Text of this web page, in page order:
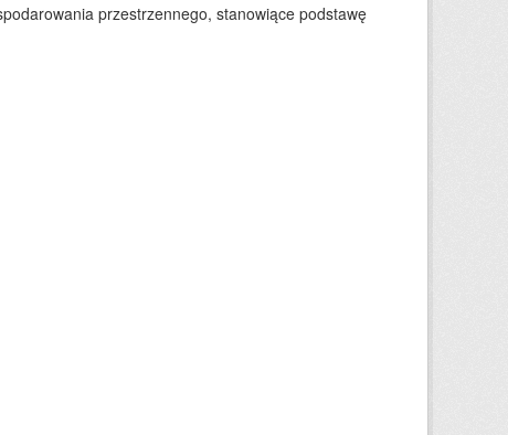
przestrzennego, stanowiące podstawę